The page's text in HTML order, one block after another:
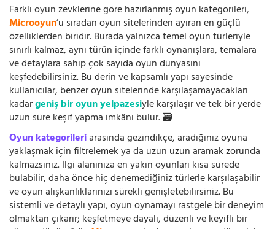
Farklı oyun zevklerine göre hazırlanmış oyun kategorileri,
Microoyun’u sıradan oyun sitelerinden ayıran en güçlü
özelliklerden biridir. Burada yalnızca temel oyun türleriyle
sınırlı kalmaz, aynı türün içinde farklı oynanışlara, temalara
ve detaylara sahip çok sayıda oyun dünyasını
keşfedebilirsiniz. Bu derin ve kapsamlı yapı sayesinde
kullanıcılar, benzer oyun sitelerinde karşılaşamayacakları
kadargeniş bir oyun yelpazesiyle karşılaşır ve tek bir yerde
uzun süre keşif yapma imkânı bulur. 🗃️
Oyun kategorileriarasında gezindikçe, aradığınız oyuna
yaklaşmak için filtrelemek ya da uzun uzun aramak zorunda
kalmazsınız. İlgi alanınıza en yakın oyunları kısa sürede
bulabilir, daha önce hiç denemediğiniz türlerle karşılaşabilir
ve oyun alışkanlıklarınızı sürekli genişletebilirsiniz. Bu
sistemli ve detaylı yapı, oyun oynamayı rastgele bir deneyim
olmaktan çıkarır; keşfetmeye dayalı, düzenli ve keyifli bir